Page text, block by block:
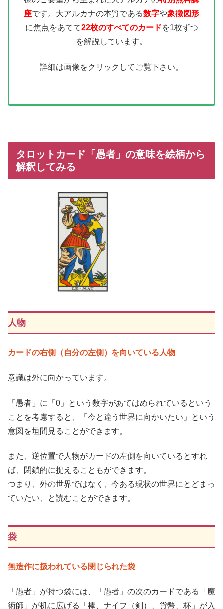
座です。大アルカナの本質である数字や象徴図形
に焦点をあてて22枚のすべてのカードを1枚ずつ
を解説しています。
詳細は画像をクリックしてご覧下さい。
タロットカード「愚者」の意味を絵柄から
解釈してみる
人物
カードの右側（自分の左側）を向いている人物
意識は外に向かっています。
「愚者」に「0」という数字があてはめられているという
ことを考慮すると、「今と違う世界に向かいたい」という
意図を垣間見ることができます。
また、逆位置で人物がカードの左側を向いているとすれ
ば、閉鎖的に捉えることもができます。
つまり、外の世界ではなく、今ある現状の世界にとどまっ
ていたい、と読むことができます。
袋
無造作に扱われている閉じられた袋
「愚者」が持つ袋には、「愚者」の次のカードである「魔
術師」が机に広げる「棒、ナイフ（剣）、貨幣、杯」が入